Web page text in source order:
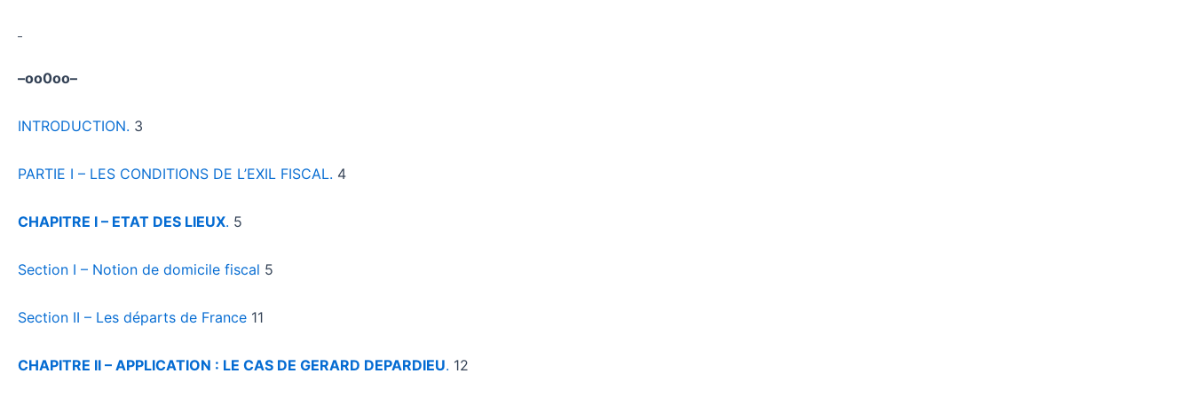
–oo0oo–
INTRODUCTION. 3
PARTIE I – LES CONDITIONS DE L’EXIL FISCAL. 4
CHAPITRE I – ETAT DES LIEUX. 5
Section I – Notion de domicile fiscal 5
Section II – Les départs de France 11
CHAPITRE II – APPLICATION : LE CAS DE GERARD DEPARDIEU. 12